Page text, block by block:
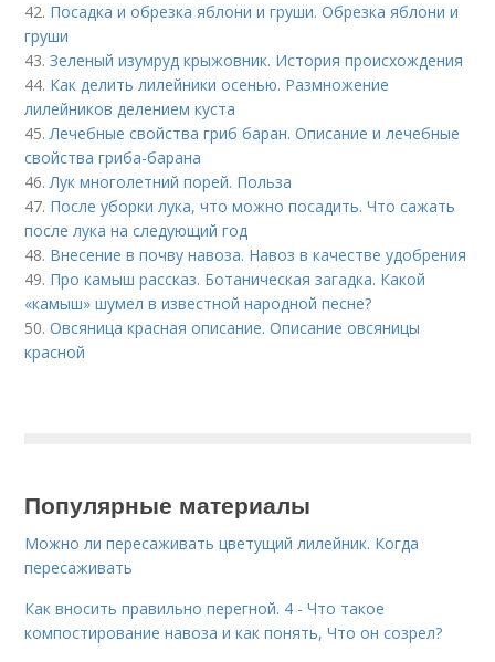
42. Посадка и обрезка яблони и груши. Обрезка яблони и
груши
43.Зеленый изумруд крыжовник. История происхождения
44. Как делить лилейники осенью. Размножение
лилейников делением куста
45.Лечебные свойства гриб баран. Описание и лечебные
свойства гриба-барана
46.Лук многолетний порей. Польза
47. После уборки лука, что можно посадить. Что сажать
после лука на следующий год
48. Внесение в почву навоза. Навоз в качестве удобрения
49. Про камыш рассказ. Ботаническая загадка. Какой
«камыш» шумел в известной народной песне?
50.Овсяница красная описание. Описание овсяницы
красной
Популярные материалы
Можно ли пересаживать цветущий лилейник. Когда
пересаживать
Как вносить правильно перегной. 4 - Что такое
компостирование навоза и как понять, Что он созрел?